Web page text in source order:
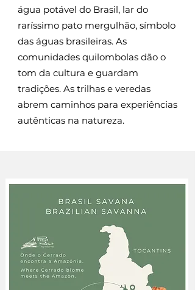
água potável do Brasil, lar do
raríssimo pato mergulhão, símbolo
das águas brasileiras. As
comunidades quilombolas dão o
tom da cultura e guardam
tradições. As trilhas e veredas
abrem caminhos para experiências
autênticas na natureza.​​